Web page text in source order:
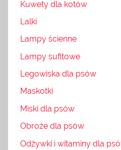
Kuwety dla kotów
Lalki
Lampy ścienne
Lampy sufitowe
Legowiska dla psów
Maskotki
Miski dla psów
Obroże dla psów
Odżywki i witaminy dla